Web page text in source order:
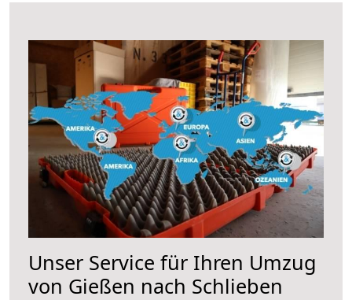
Unser Service für Ihren Umzug
von Gießen nach Schlieben